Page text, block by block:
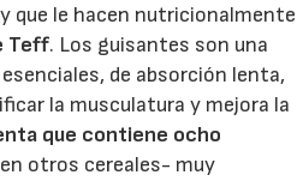
que le hacen nutricionalmente
Teff. Los guisantes son una
de absorción lenta,
la musculatura y mejora la
que contiene ocho
otros cereales- muy